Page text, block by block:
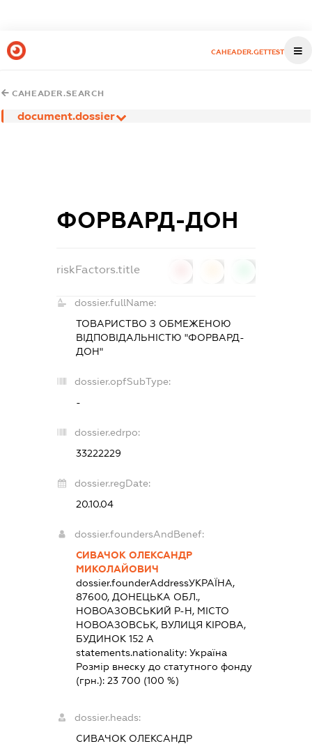
CAHEADER.GETTEST
CAHEADER.SEARCH
document.dossier
ФОРВАРД-ДОН
riskFactors.title
dossier.fullName:
ТОВАРИСТВО З ОБМЕЖЕНОЮ
ВІДПОВІДАЛЬНІСТЮ "ФОРВАРД-
ДОН"
dossier.opfSubType:
-
dossier.edrpo:
33222229
dossier.regDate:
20.10.04
dossier.foundersAndBenef:
СИВАЧОК ОЛЕКСАНДР
МИКОЛАЙОВИЧ
dossier.founderAddressУКРАЇНА,
87600, ДОНЕЦЬКА ОБЛ.,
НОВОАЗОВСЬКИЙ Р-Н, МІСТО
НОВОАЗОВСЬК, ВУЛИЦЯ КІРОВА,
БУДИНОК 152 А
statements.nationality: Україна
Розмір внеску до статутного фонду
(грн.): 23 700 (100 %)
dossier.heads:
СИВАЧОК ОЛЕКСАНДР